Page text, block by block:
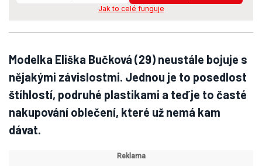
Jak to celé funguje
Modelka Eliška Bučková (29) neustále bojuje s
nějakými závislostmi. Jednou je to posedlost
štíhlostí, podruhé plastikami a teď je to časté
nakupování oblečení, které už nemá kam
dávat.